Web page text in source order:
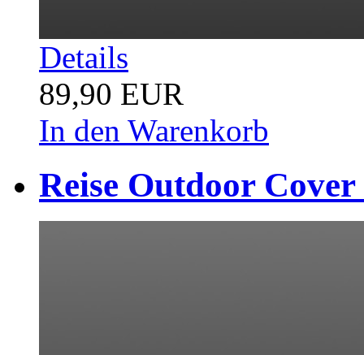
Details
89,90 EUR
In den Warenkorb
Reise Outdoor